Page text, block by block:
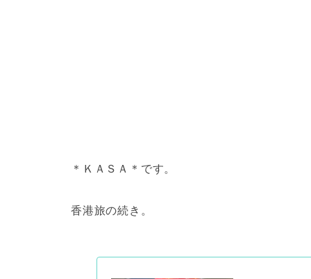
＊ＫＡＳＡ＊です。
香港旅の続き。